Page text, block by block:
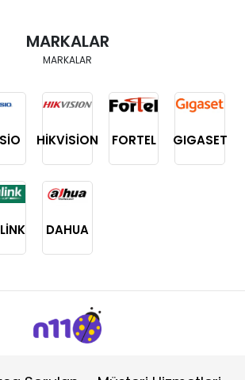
MARKALAR
MARKALAR
HİKVİSİON FORTEL GIGASET
DAHUA